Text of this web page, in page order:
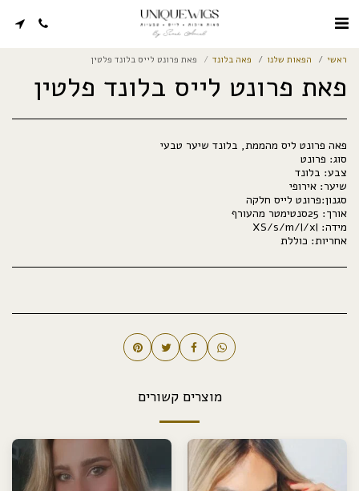
ראשי הפאות שלנו פאה בלונד פאת פרונט לייס בלונד פלטין
פאת פרונט לייס בלונד פלטין
אחריות: כוללת
מוצרים קשורים